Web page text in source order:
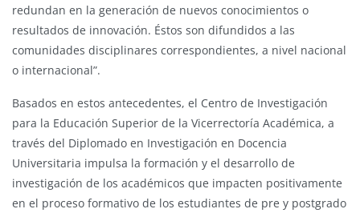
redundan en la generación de nuevos conocimientos o
resultados de innovación. Éstos son difundidos a las
comunidades disciplinares correspondientes, a nivel nacional
o internacional”.
Basados en estos antecedentes, el Centro de Investigación
para la Educación Superior de la Vicerrectoría Académica, a
través del Diplomado en Investigación en Docencia
Universitaria impulsa la formación y el desarrollo de
investigación de los académicos que impacten positivamente
en el proceso formativo de los estudiantes de pre y postgrado